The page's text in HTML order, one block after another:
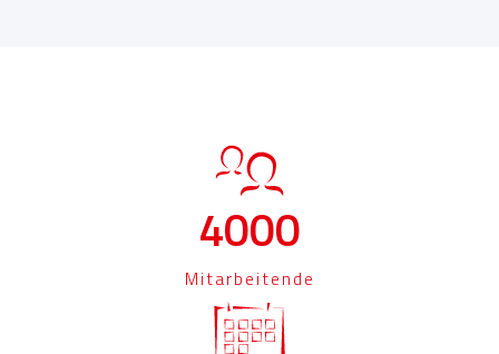
4000
Mitarbeitende